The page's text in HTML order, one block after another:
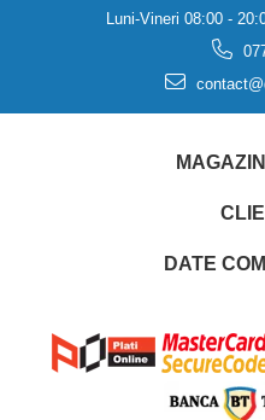
Luni-Vineri 08:00 -
DATE